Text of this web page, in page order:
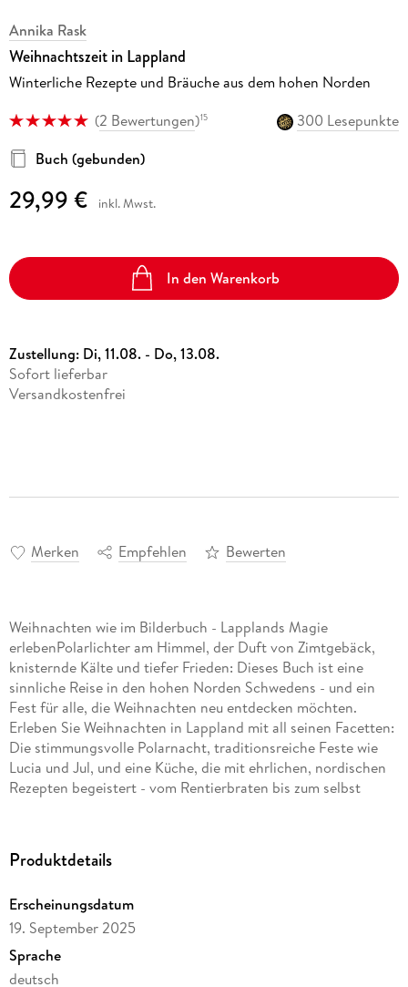
Annika Rask
Weihnachtszeit in Lappland
Winterliche Rezepte und Bräuche aus dem hohen Norden
(2 Bewertungen)15
300 Lesepunkte
Buch (gebunden)
29,99 € inkl. Mwst.
In den Warenkorb
Zustellung: Di, 11.08. - Do, 13.08.
Sofort lieferbar
Versandkostenfrei
Merken Empfehlen Bewerten
Weihnachten wie im Bilderbuch - Lapplands Magie
erlebenPolarlichter am Himmel, der Duft von Zimtgebäck,
knisternde Kälte und tiefer Frieden: Dieses Buch ist eine
sinnliche Reise in den hohen Norden Schwedens - und ein
Fest für alle, die Weihnachten neu entdecken möchten.
Erleben Sie Weihnachten in Lappland mit all seinen Facetten:
Die stimmungsvolle Polarnacht, traditionsreiche Feste wie
Lucia und Jul, und eine Küche, die mit ehrlichen, nordischen
Rezepten begeistert - vom Rentierbraten bis zum selbst
zum Detail schildert sie samische Bräuche, Naturerlebnisse
wärmt, inspiriert und den Wunsch weckt, selbst
aufzubrechen.
Produktdetails
Erscheinungsdatum
19. September 2025
Sprache
deutsch